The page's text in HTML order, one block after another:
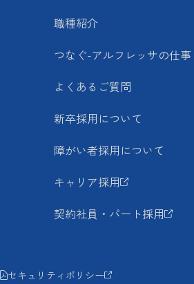
職種紹介
つなぐ-アルフレッサの仕事
よくあるご質問
新卒採用について
障がい者採用について
キャリア採用
契約社員・パート採用
セキュリティポリシー